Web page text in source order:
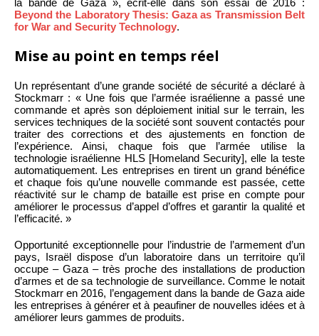
Beyond the Laboratory Thesis: Gaza as Transmission Belt
for War and Security Technology.
Mise au point en temps réel
Un représentant d’une grande société de sécurité a déclaré à
Stockmarr : « Une fois que l’armée israélienne a passé une
commande et après son déploiement initial sur le terrain, les
services techniques de la société sont souvent contactés pour
traiter des corrections et des ajustements en fonction de
l’expérience. Ainsi, chaque fois que l’armée utilise la
technologie israélienne HLS [Homeland Security], elle la teste
automatiquement. Les entreprises en tirent un grand bénéfice
et chaque fois qu’une nouvelle commande est passée, cette
réactivité sur le champ de bataille est prise en compte pour
améliorer le processus d’appel d’offres et garantir la qualité et
l’efficacité. »
Opportunité exceptionnelle pour l’industrie de l’armement d’un
pays, Israël dispose d’un laboratoire dans un territoire qu’il
occupe – Gaza – très proche des installations de production
d’armes et de sa technologie de surveillance. Comme le notait
Stockmarr en 2016, l’engagement dans la bande de Gaza aide
les entreprises à générer et à peaufiner de nouvelles idées et à
améliorer leurs gammes de produits.